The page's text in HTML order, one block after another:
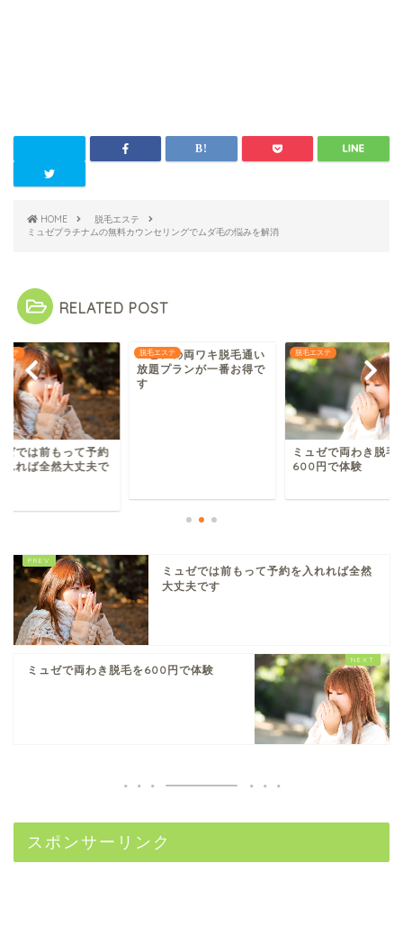
HOME
脱毛エステ
ミュゼプラチナムの無料カウンセリングでムダ毛の悩みを解消
RELATED POST
ステ
ゼでは前もって予約
れれば全然大丈夫で
脱毛エステ
エピレの両ワキ脱毛通い
放題プランが一番お得で
す
脱毛エステ
ミュゼで両わき脱毛
600円で体験
ミュゼでは前もって予約を入れれば全然
大丈夫です
ミュゼで両わき脱毛を600円で体験
スポンサーリンク